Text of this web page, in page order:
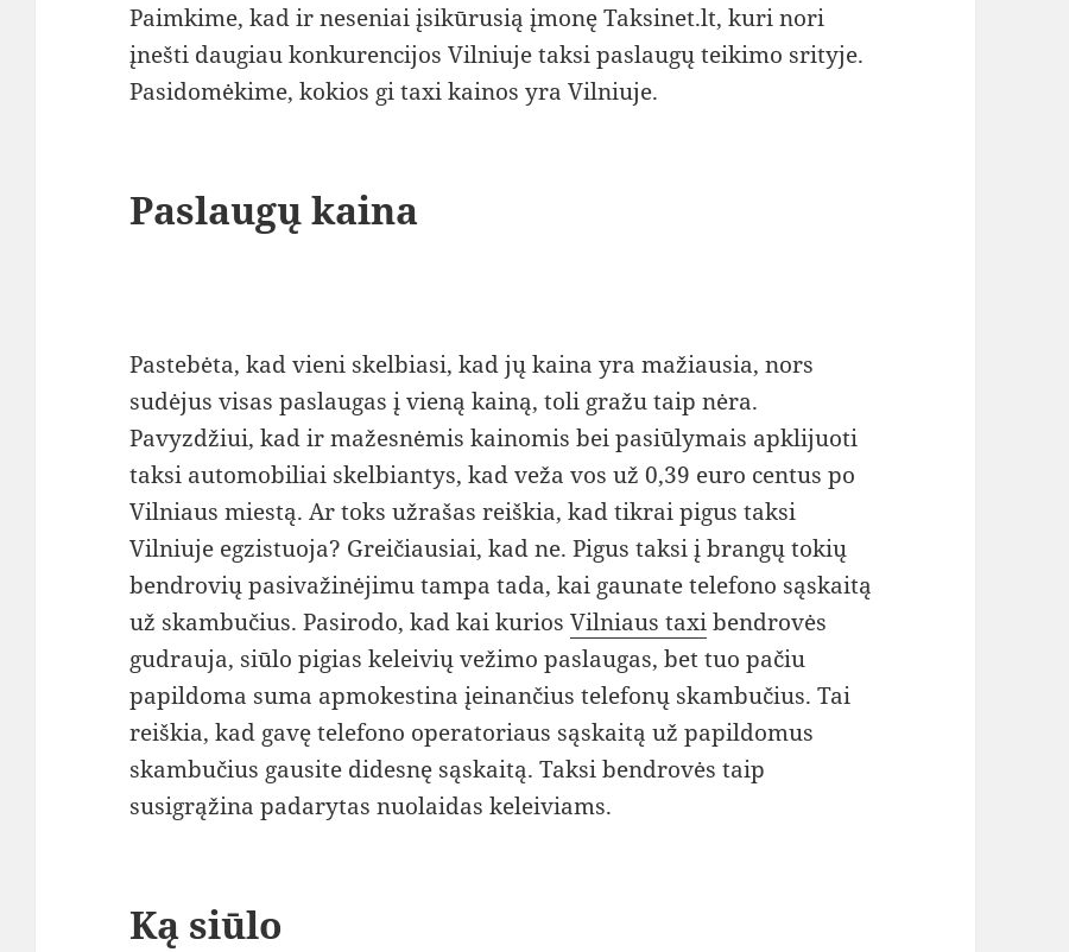
Paimkime, kad ir neseniai įsikūrusią įmonę Taksinet.lt, kuri nori
įnešti daugiau konkurencijos Vilniuje taksi paslaugų teikimo srityje.
Pasidomėkime, kokios gi taxi kainos yra Vilniuje.
Paslaugų kaina
Pastebėta, kad vieni skelbiasi, kad jų kaina yra mažiausia, nors
sudėjus visas paslaugas į vieną kainą, toli gražu taip nėra.
Pavyzdžiui, kad ir mažesnėmis kainomis bei pasiūlymais apklijuoti
taksi automobiliai skelbiantys, kad veža vos už 0,39 euro centus po
Vilniaus miestą. Ar toks užrašas reiškia, kad tikrai pigus taksi
Vilniuje egzistuoja? Greičiausiai, kad ne. Pigus taksi į brangų tokių
bendrovių pasivažinėjimu tampa tada, kai gaunate telefono sąskaitą
už skambučius. Pasirodo, kad kai kuriosVilniaus taxibendrovės
gudrauja, siūlo pigias keleivių vežimo paslaugas, bet tuo pačiu
papildoma suma apmokestina įeinančius telefonų skambučius. Tai
reiškia, kad gavę telefono operatoriaus sąskaitą už papildomus
skambučius gausite didesnę sąskaitą. Taksi bendrovės taip
susigrąžina padarytas nuolaidas keleiviams.
Ką siūlo